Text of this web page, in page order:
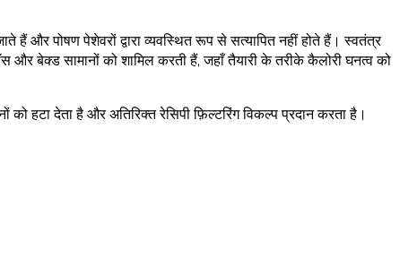
हैं और पोषण पेशेवरों द्वारा व्यवस्थित रूप से सत्यापित नहीं होते हैं। स्वतंत्र
बेक्ड सामानों को शामिल करती हैं, जहाँ तैयारी के तरीके कैलोरी घनत्व को
हटा देता है और अतिरिक्त रेसिपी फ़िल्टरिंग विकल्प प्रदान करता है।